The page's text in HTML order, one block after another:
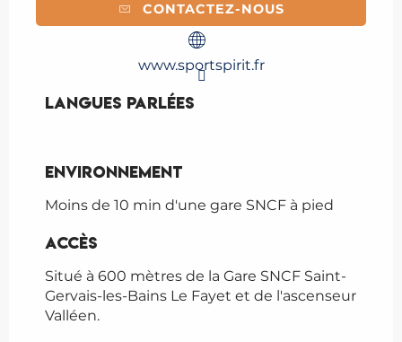
CONTACTEZ-NOUS
www.sportspirit.fr
Langues parlées
Langues parlées
Environnement
Environnement
Moins de 10 min d'une gare SNCF à pied
Accès
Accès
Situé à 600 mètres de la Gare SNCF Saint-
Gervais-les-Bains Le Fayet et de l'ascenseur
Valléen.